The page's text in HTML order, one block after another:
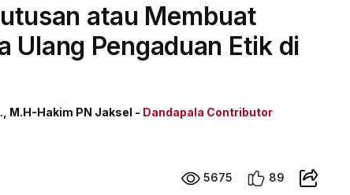
atau Membuat
Ulang Pengaduan Etik di
M.H-Hakim PN Jaksel - Dandapala Contributor
5675 89